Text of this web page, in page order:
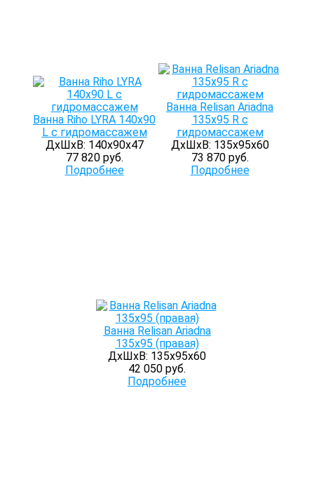
Ванна Riho LYRA 140x90
L с гидромассажем
ДхШхВ: 140х90х47
77 820 руб.
Подробнее
Ванна Relisan Ariadna
135x95 R с
гидромассажем
ДхШхВ: 135х95х60
73 870 руб.
Подробнее
Ванна Relisan Ariadna
135х95 (правая)
ДхШхВ: 135х95х60
42 050 руб.
Подробнее